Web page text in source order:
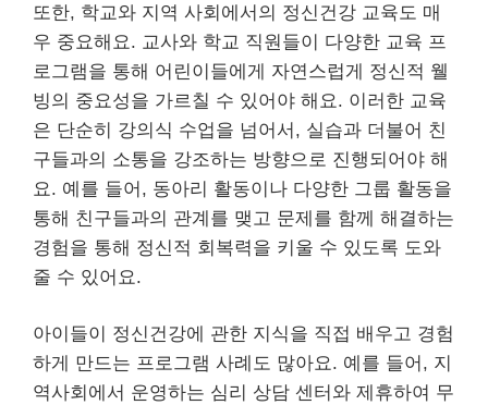
또한, 학교와 지역 사회에서의 정신건강 교육도 매
우 중요해요. 교사와 학교 직원들이 다양한 교육 프
로그램을 통해 어린이들에게 자연스럽게 정신적 웰
빙의 중요성을 가르칠 수 있어야 해요. 이러한 교육
은 단순히 강의식 수업을 넘어서, 실습과 더불어 친
구들과의 소통을 강조하는 방향으로 진행되어야 해
요. 예를 들어, 동아리 활동이나 다양한 그룹 활동을
통해 친구들과의 관계를 맺고 문제를 함께 해결하는
경험을 통해 정신적 회복력을 키울 수 있도록 도와
줄 수 있어요.
아이들이 정신건강에 관한 지식을 직접 배우고 경험
하게 만드는 프로그램 사례도 많아요. 예를 들어, 지
역사회에서 운영하는 심리 상담 센터와 제휴하여 무